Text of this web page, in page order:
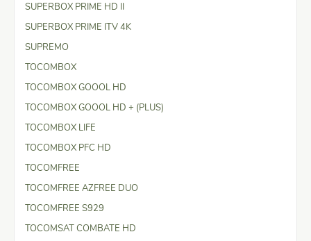
SUPERBOX PRIME HD II
SUPERBOX PRIME ITV 4K
SUPREMO
TOCOMBOX
TOCOMBOX GOOOL HD
TOCOMBOX GOOOL HD + (PLUS)
TOCOMBOX LIFE
TOCOMBOX PFC HD
TOCOMFREE
TOCOMFREE AZFREE DUO
TOCOMFREE S929
TOCOMSAT COMBATE HD